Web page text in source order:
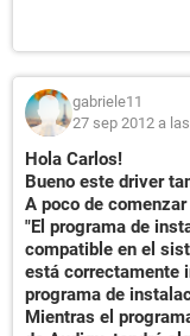
gabriele11
27 sep 2012 a
Hola Carlos!
Bueno este driver
A poco de
"El programa de
compatible en el
está correctamente
programa de
Mientras el